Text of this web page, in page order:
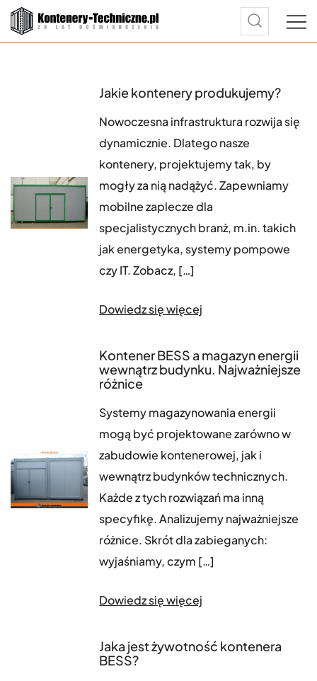
Przejdź
do
techniczne dla B2B
w produkcji certyfikowanych kontenerów
Jakie kontenery produkujemy?
Nowoczesna infrastruktura rozwija się
dynamicznie. Dlatego nasze
kontenery, projektujemy tak, by
mogły za nią nadążyć. Zapewniamy
mobilne zaplecze dla
specjalistycznych branż, m.in. takich
jak energetyka, systemy pompowe
czy IT. Zobacz, […]
Dowiedz się więcej
Kontener BESS a magazyn energii
wewnątrz budynku. Najważniejsze
różnice
Systemy magazynowania energii
mogą być projektowane zarówno w
zabudowie kontenerowej, jak i
wewnątrz budynków technicznych.
Każde z tych rozwiązań ma inną
specyfikę. Analizujemy najważniejsze
różnice. Skrót dla zabieganych:
wyjaśniamy, czym […]
Dowiedz się więcej
Jaka jest żywotność kontenera
BESS?